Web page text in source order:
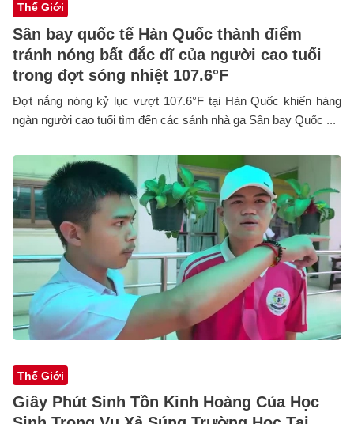
Thế Giới
Sân bay quốc tế Hàn Quốc thành điểm
tránh nóng bất đắc dĩ của người cao tuổi
trong đợt sóng nhiệt 107.6°F
Đợt nắng nóng kỷ lục vượt 107.6°F tại Hàn Quốc khiến hàng
ngàn người cao tuổi tìm đến các sảnh nhà ga Sân bay Quốc ...
Thế Giới
Giây Phút Sinh Tồn Kinh Hoàng Của Học